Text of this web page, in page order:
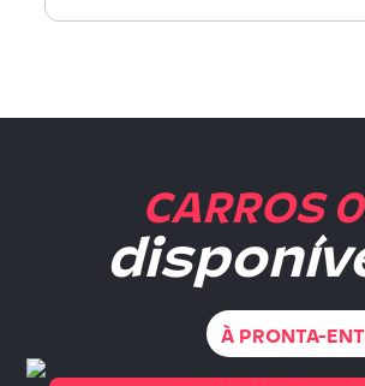
CARROS
À PRONTA-